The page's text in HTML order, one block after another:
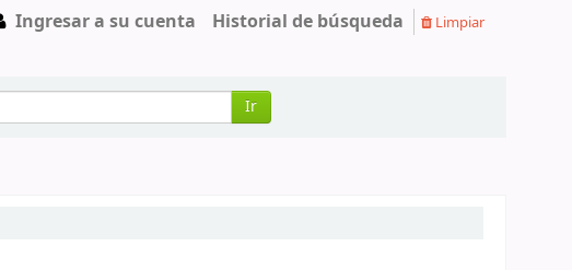
Ingresar a su cuenta Historial de búsqueda Limpiar
Ir